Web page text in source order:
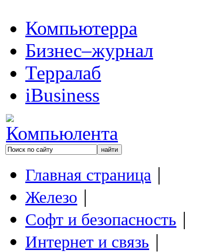
Компьютерра
Бизнес–журнал
Терралаб
iBusiness
Главная страница |
Железо |
Софт и безопасность |
Интернет и связь |